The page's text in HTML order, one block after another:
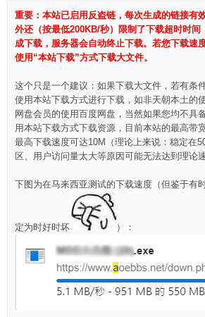
重要：本站已启用反盗链，每次生成的链接有
外还（按最低200KB/秒）限制了下载超时时间
成下载，服务器会自动终止下载。若您下载速
使用“本站下载”方式下载大文件。
这个只是一个建议：如果下载大文件，若有条
使用本站下载方式进行下载，如非天朝本土的
网盘会员的使用百度网盘，当然如果您均不具
用本站下载方式下载资源，目前本站的最高带
最高下载速度可达10M（理论上来说：稳定在
区、用户访问量太大等原因可能无法达到理论速
下图为在马来西亚测试的下载速度（但鉴于有
定为时好时坏 ）：